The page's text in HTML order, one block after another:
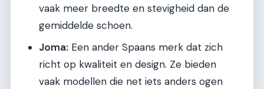
vaak meer breedte en stevigheid dan de
gemiddelde schoen.
Joma: Een ander Spaans merk dat zich
richt op kwaliteit en design. Ze bieden
vaak modellen die net iets anders ogen